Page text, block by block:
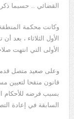
القضائي .. حسبما ذكرت
وكانت محكمة
الأول الثلاثاء ، بعد
الأولى التي انتهت
وعلى صعيد متصل
قانون منقحا لتعيين
بسبب فرضه للأحكام
السابقة في إعادة